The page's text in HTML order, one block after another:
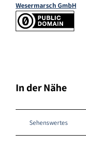
Wesermarsch GmbH
In der Nähe
Sehenswertes